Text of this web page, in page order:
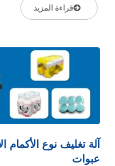
قراءة المزيد
آلة تغليف نوع الأكمام
عبوات